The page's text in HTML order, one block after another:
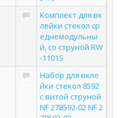
Комплект для вк
лейки стекол ср
еднемодульны
й, со струной RW
-1101S
Набор для вкле
йки стекол 8592
с витой струной
NF 278592-02 NF 2